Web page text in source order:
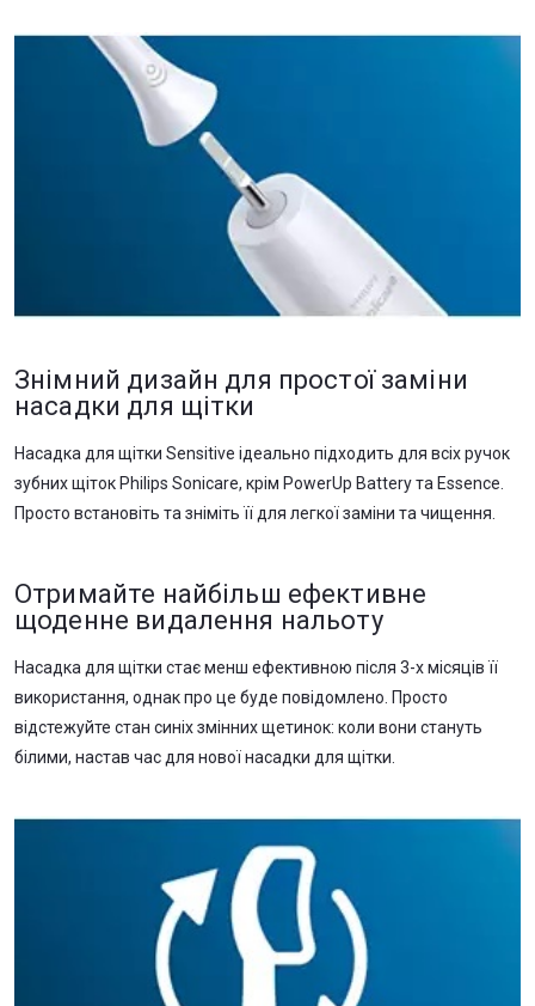
Знімний дизайн для простої заміни
насадки для щітки
Насадка для щітки Sensitive ідеально підходить для всіх ручок
зубних щіток Philips Sonicare, крім PowerUp Battery та Essence.
Просто встановіть та зніміть її для легкої заміни та чищення.
Отримайте найбільш ефективне
щоденне видалення нальоту
Насадка для щітки стає менш ефективною після 3-х місяців її
використання, однак про це буде повідомлено. Просто
відстежуйте стан синіх змінних щетинок: коли вони стануть
білими, настав час для нової насадки для щітки.